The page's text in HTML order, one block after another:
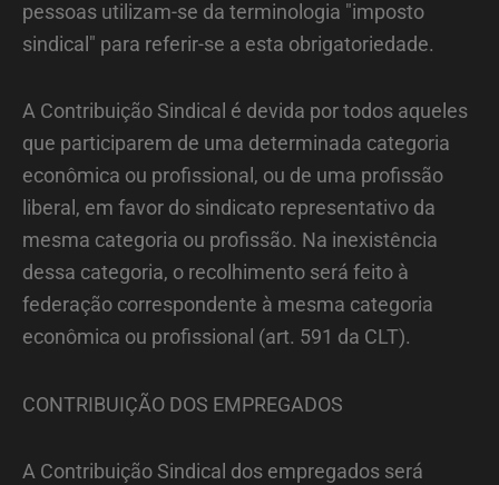
pessoas utilizam-se da terminologia "imposto
sindical" para referir-se a esta obrigatoriedade.
A Contribuição Sindical é devida por todos aqueles
que participarem de uma determinada categoria
econômica ou profissional, ou de uma profissão
liberal, em favor do sindicato representativo da
mesma categoria ou profissão. Na inexistência
dessa categoria, o recolhimento será feito à
federação correspondente à mesma categoria
econômica ou profissional (art. 591 da CLT).
CONTRIBUIÇÃO DOS EMPREGADOS
A Contribuição Sindical dos empregados será